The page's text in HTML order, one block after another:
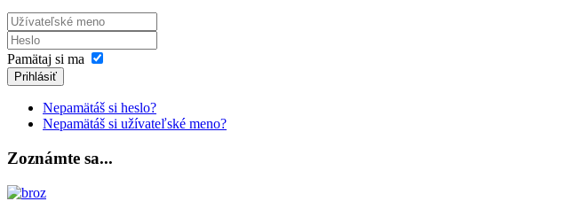
Pamätaj si ma
Prihlásiť
Nepamätáš si heslo?
Nepamätáš si užívateľské meno?
Zoznámte sa...